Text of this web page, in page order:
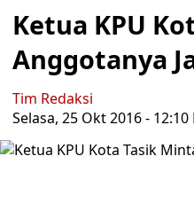
Ketua KPU
Anggotanya
Tim Redaksi
Selasa, 25 Okt 2016 - 12:10